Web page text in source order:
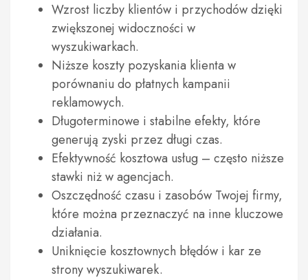
Wzrost liczby klientów i przychodów dzięki
zwiększonej widoczności w
wyszukiwarkach.
Niższe koszty pozyskania klienta w
porównaniu do płatnych kampanii
reklamowych.
Długoterminowe i stabilne efekty, które
generują zyski przez długi czas.
Efektywność kosztowa usług – często niższe
stawki niż w agencjach.
Oszczędność czasu i zasobów Twojej firmy,
które można przeznaczyć na inne kluczowe
działania.
Uniknięcie kosztownych błędów i kar ze
strony wyszukiwarek.